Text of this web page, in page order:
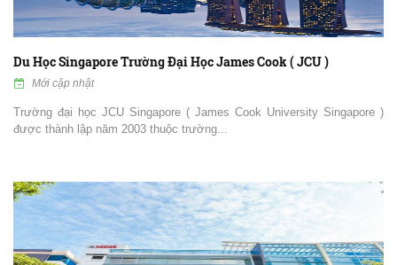
Du Học Singapore Trường Đại Học James Cook ( JCU )
Mới cập nhật
Trường đại học JCU Singapore ( James Cook University Singapore )
được thành lập năm 2003 thuộc trường...